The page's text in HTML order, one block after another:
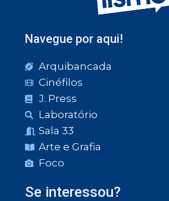
Navegue por aqui!
Arquibancada
Cinéfilos
J. Press
Laboratório
Sala 33
Arte e Grafia
Foco
Se interessou?